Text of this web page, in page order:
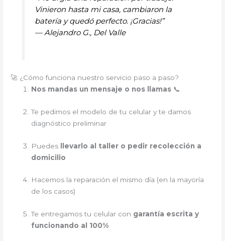
Vinieron hasta mi casa, cambiaron la
batería y quedó perfecto. ¡Gracias!”
—Alejandro G., Del Valle
🚀 ¿Cómo funciona nuestro servicio paso a paso?
Nos mandas un mensaje o nos llamas 📞
Te pedimos el modelo de tu celular y te damos
diagnóstico preliminar
Puedes llevarlo al taller o pedir recolección a
domicilio
Hacemos la reparación el mismo día (en la mayoría
de los casos)
Te entregamos tu celular con garantía escrita y
funcionando al 100%